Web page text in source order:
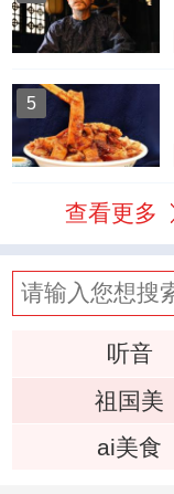
5
查看更多
听音
祖国美
ai美食